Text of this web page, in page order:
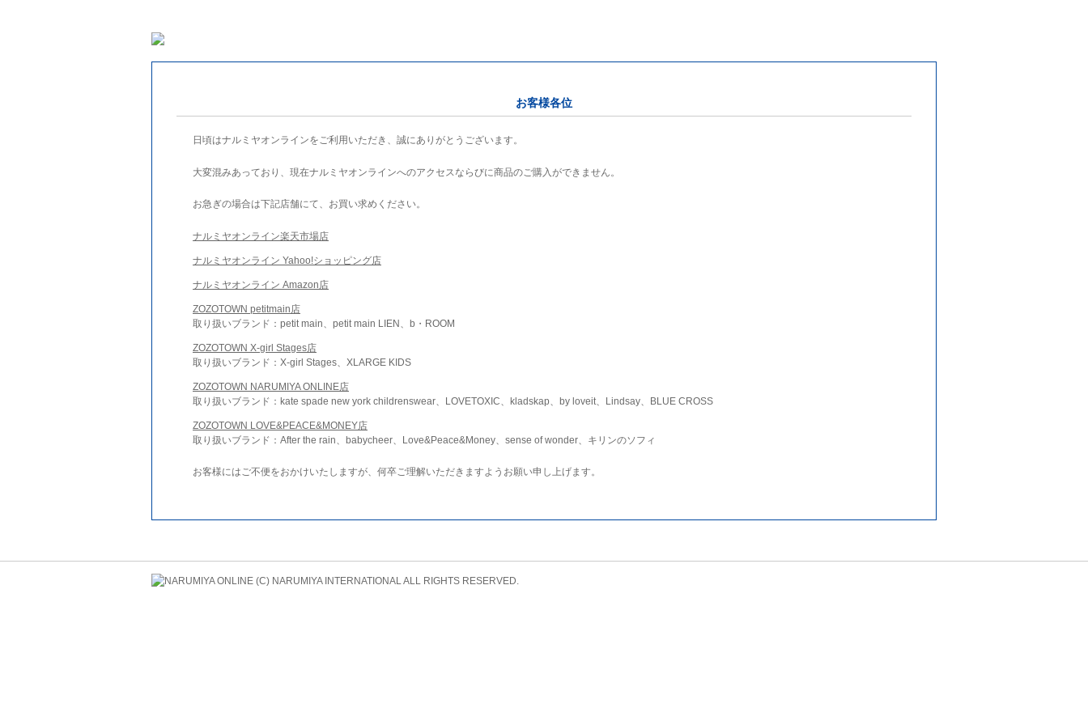
お客様各位
日頃はナルミヤオンラインをご利用いただき、誠にありがとうございます。
大変混みあっており、現在ナルミヤオンラインへのアクセスならびに商品のご購入ができません。
お急ぎの場合は下記店舗にて、お買い求めください。
ナルミヤオンライン楽天市場店
ナルミヤオンライン Yahoo!ショッピング店
ナルミヤオンライン Amazon店
ZOZOTOWN petitmain店
取り扱いブランド：petit main、petit main LIEN、b・ROOM
ZOZOTOWN X-girl Stages店
取り扱いブランド：X-girl Stages、XLARGE KIDS
ZOZOTOWN NARUMIYA ONLINE店
取り扱いブランド：kate spade new york childrenswear、LOVETOXIC、kladskap、by loveit、Lindsay、BLUE CROSS
ZOZOTOWN LOVE&PEACE&MONEY店
取り扱いブランド：After the rain、babycheer、Love&Peace&Money、sense of wonder、キリンのソフィ
お客様にはご不便をおかけいたしますが、何卒ご理解いただきますようお願い申し上げます。